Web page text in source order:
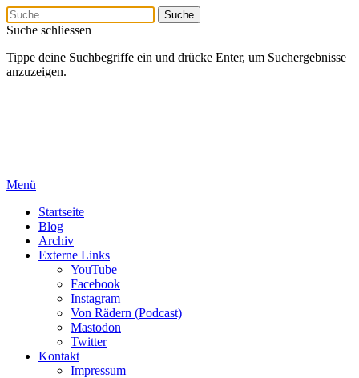
Suche schliessen
Tippe deine Suchbegriffe ein und drücke Enter, um Suchergebnisse
anzuzeigen.
Menü
Startseite
Blog
Archiv
Externe Links
YouTube
Facebook
Instagram
Von Rädern (Podcast)
Mastodon
Twitter
Kontakt
Impressum